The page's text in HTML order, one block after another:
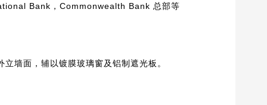
Bank，Commonwealth Bank 总部等
墙面，辅以镀膜玻璃窗及铝制遮光板。